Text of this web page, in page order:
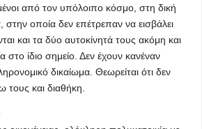
από τον υπόλοιπο κόσμο, στη δική
στην οποία δεν επέτρεπαν να εισβάλει
και τα δύο αυτοκίνητά τους ακόμη και
ίδιο σημείο. Δεν έχουν κανέναν
δικαίωμα. Θεωρείται ότι δεν
τους και διαθήκη.